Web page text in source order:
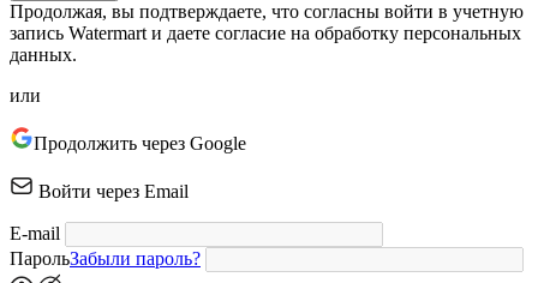
Продолжая, вы подтверждаете, что согласны войти в учетную
запись Watermart и даете согласие на обработку персональных
данных.
или
Продолжить через Google
Войти через Email
E-mail
ПарольЗабыли пароль?